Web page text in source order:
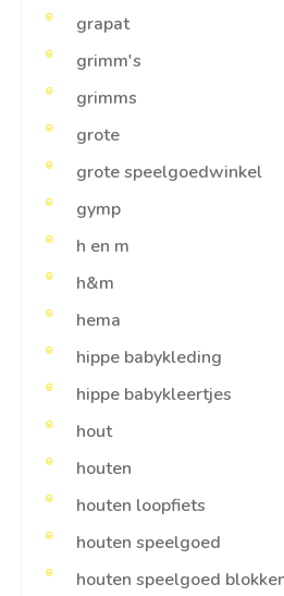
grapat
grimm's
grimms
grote
grote speelgoedwinkel
gymp
h en m
h&m
hema
hippe babykleding
hippe babykleertjes
hout
houten
houten loopfiets
houten speelgoed
houten speelgoed